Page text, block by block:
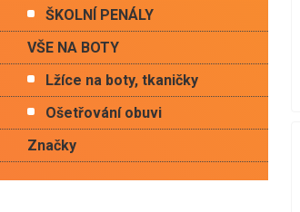
ŠKOLNÍ PENÁLY
VŠE NA BOTY
Lžíce na boty, tkaničky
Ošetřování obuvi
Značky